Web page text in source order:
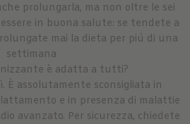
prolungarla, ma non oltre le sei
in buona salute: se tendete a
mai la dieta per piú di una
settimana
è adatta a tutti?
È assolutamente sconsigliata in
e in presenza di malattie
avanzato. Per sicurezza, chiedete